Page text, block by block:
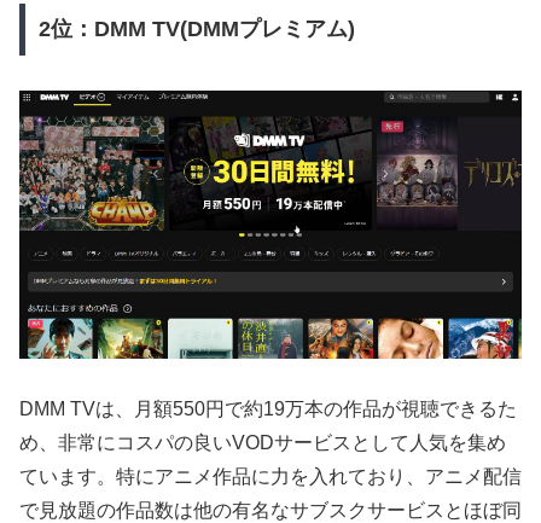
2位：DMM TV(DMMプレミアム)
DMM TVは、月額550円で約19万本の作品が視聴できるた
め、非常にコスパの良いVODサービスとして人気を集め
ています。特にアニメ作品に力を入れており、アニメ配信
で見放題の作品数は他の有名なサブスクサービスとほぼ同